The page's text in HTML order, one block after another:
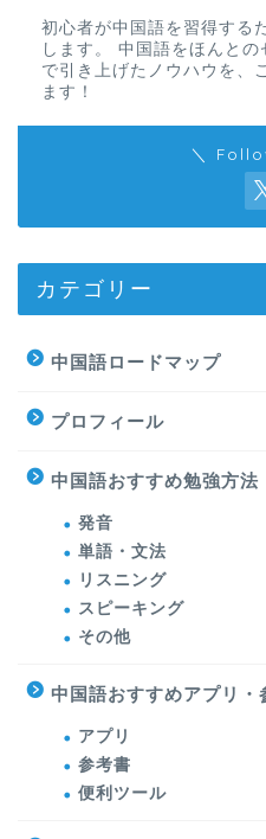
初心者が中国語を習得する
します。 中国語をほんと
で引き上げたノウハウを、
ます！
＼
カテゴリー
中国語ロードマップ
プロフィール
中国語おすすめ勉強方法
発音
単語・文法
リスニング
スピーキング
その他
中国語おすすめアプリ・
アプリ
参考書
便利ツール